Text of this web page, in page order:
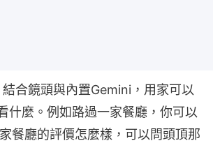
結合鏡頭與內置Gemini，用家可以
什麼。例如路過一家餐廳，你可以
餐廳的評價怎麼樣，可以問頭頂那